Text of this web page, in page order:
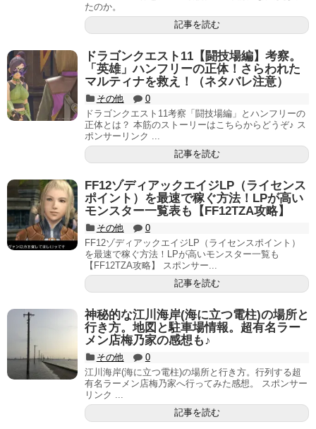
たのか。
記事を読む
ドラゴンクエスト11【闘技場編】考察。
「英雄」ハンフリーの正体！さらわれた
マルティナを救え！（ネタバレ注意）
その他
0
ドラゴンクエスト11考察「闘技場編」とハンフリーの
正体とは？ 本筋のストーリーはこちらからどうぞ♪ ス
ポンサーリンク ...
記事を読む
FF12ゾディアックエイジLP（ライセンス
ポイント）を最速で稼ぐ方法！LPが高い
モンスター一覧表も【FF12TZA攻略】
その他
0
FF12ゾディアックエイジLP（ライセンスポイント）
を最速で稼ぐ方法！LPが高いモンスター一覧も
【FF12TZA攻略】 スポンサー...
記事を読む
神秘的な江川海岸(海に立つ電柱)の場所と
行き方。地図と駐車場情報。超有名ラー
メン店梅乃家の感想も♪
その他
0
江川海岸(海に立つ電柱)の場所と行き方。行列する超
有名ラーメン店梅乃家へ行ってみた感想。 スポンサー
リンク ...
記事を読む